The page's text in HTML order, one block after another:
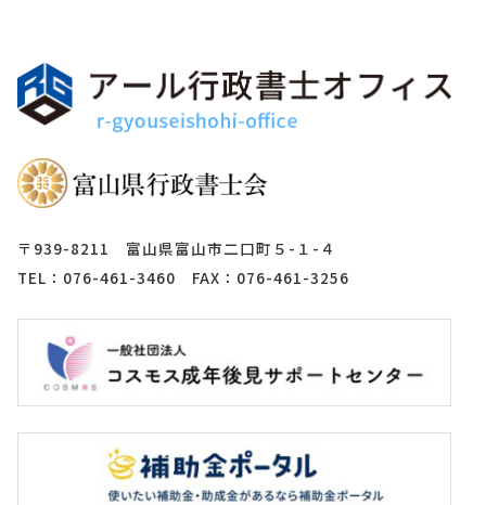
〒939-8211 富山県富山市二口町５-１-４
TEL：076-461-3460 FAX：076-461-3256